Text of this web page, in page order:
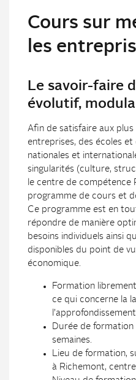
Cours sur
les
Le savoir-faire
évolutif,
Afin de satisfaire aux
entreprises, des écoles
nationales et
singularités (culture,
le centre de compétence
programme de cours et
Ce programme est en
répondre de manière
besoins individuels ainsi
disponibles du point de
économique.
Formation
ce qui concerne la
Durée de formation
semaines.
Lieu de formation,
à Richemont,